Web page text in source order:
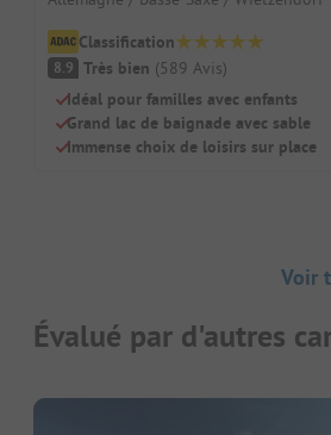
Classification
8.9 Très bien (589 Avis)
Idéal pour familles avec enfants
Grand lac de baignade avec sable
Immense choix de loisirs sur place
Voir
Évalué par d'autres